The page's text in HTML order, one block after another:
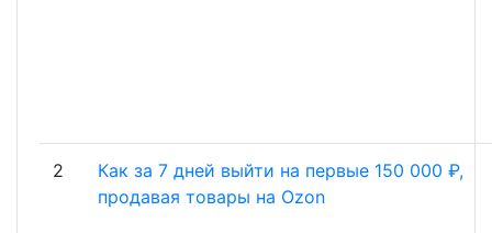
2
Как за 7 дней выйти на первые 150 000 ₽,
продавая товары на Ozon